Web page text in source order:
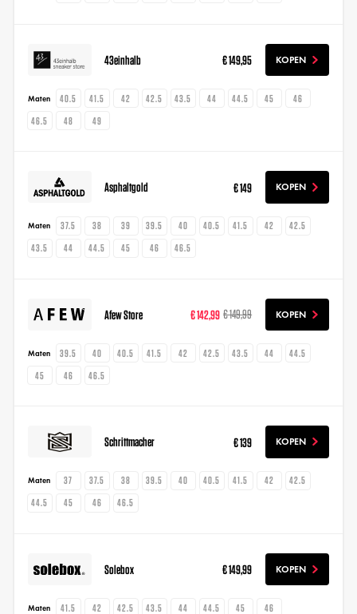
43einhalb € 149,95 KOPEN
Maten 40.5 41.5 42 42.5 43.5 44 44.5 45
46
46.5
48 49
Asphaltgold € 149 KOPEN
Maten 37.5 38 39 39.5 40 40.5 41.5 42
42.5
43.5
44 44.5 45 46 46.5
Afew Store € 142,99 € 149,99 KOPEN
Maten 39.5 40 40.5 41.5 42 42.5 43.5 44
44.5
45
46 46.5
Schrittmacher € 139 KOPEN
Maten 37 37.5 38 39.5 40 40.5 41.5 42
42.5
44.5
45 46 46.5
Solebox € 149,99 KOPEN
Maten 41.5 42 42.5 43.5 44 44.5 45 46